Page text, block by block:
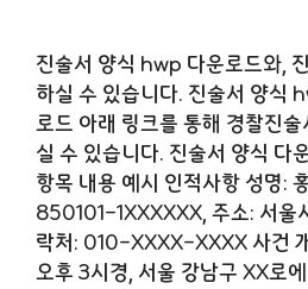
진술서 양식 hwp 다운로드와,
하실 수 있습니다. 진술서 양식
로드 아래 링크를 통해 경찰진
실 수 있습니다. 진술서 양식 다
항목 내용 예시 인적사항 성명:
850101-1XXXXXX, 주소: 서울
락처: 010-XXXX-XXXX 사건
오후 3시경, 서울 강남구 XX로